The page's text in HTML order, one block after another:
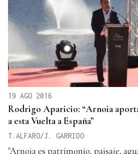
19 AGO 2016
Rodrigo Aparicio: “Arnoia
a esta Vuelta a España”
T.ALFARO/J. GARRIDO
"Arnoia es patrimonio, paisaje,